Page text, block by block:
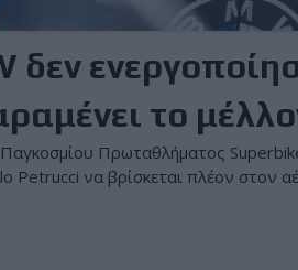
δεν
το
Πρωταθλήματος
Petrucci να βρίσκεται πλέον στον